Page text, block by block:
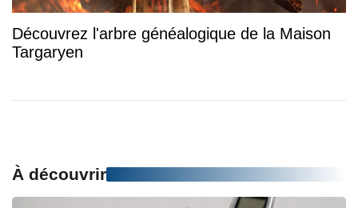
Découvrez l'arbre généalogique de la Maison
Targaryen
À découvrir